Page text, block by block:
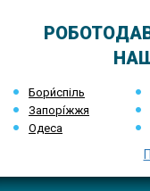
Бори́спіль
Запорі́жжя
Одеса